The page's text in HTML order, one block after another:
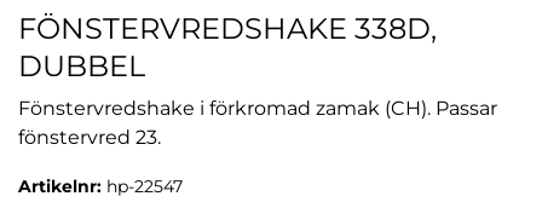
FÖNSTERVREDSHAKE 338D,
DUBBEL
Fönstervredshake i förkromad zamak (CH). Passar
fönstervred 23.
Artikelnr: hp-22547